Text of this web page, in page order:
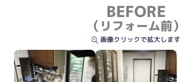
BEFORE
（リフォーム前）
画像クリックで拡大します